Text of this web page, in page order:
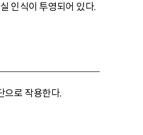
인식이 투영되어 있다.
으로 작용한다.